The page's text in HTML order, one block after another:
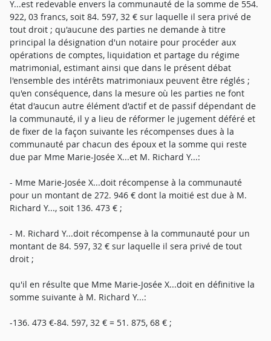
Y...est redevable envers la communauté de la somme de 554.
922, 03 francs, soit 84. 597, 32 € sur laquelle il sera privé de
tout droit ; qu'aucune des parties ne demande à titre
principal la désignation d'un notaire pour procéder aux
opérations de comptes, liquidation et partage du régime
matrimonial, estimant ainsi que dans le présent débat
l'ensemble des intérêts matrimoniaux peuvent être réglés ;
qu'en conséquence, dans la mesure où les parties ne font
état d'aucun autre élément d'actif et de passif dépendant de
la communauté, il y a lieu de réformer le jugement déféré et
de fixer de la façon suivante les récompenses dues à la
communauté par chacun des époux et la somme qui reste
due par Mme Marie-Josée X...et M. Richard Y...:
- Mme Marie-Josée X...doit récompense à la communauté
pour un montant de 272. 946 € dont la moitié est due à M.
Richard Y..., soit 136. 473 € ;
- M. Richard Y...doit récompense à la communauté pour un
montant de 84. 597, 32 € sur laquelle il sera privé de tout
droit ;
qu'il en résulte que Mme Marie-Josée X...doit en définitive la
somme suivante à M. Richard Y...:
-136. 473 €-84. 597, 32 € = 51. 875, 68 € ;